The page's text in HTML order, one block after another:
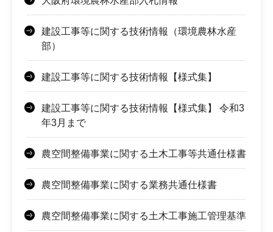
建設工事等に関する技術情報（環境農林水産
部）
建設工事等に関する技術情報【様式集】
建設工事等に関する技術情報【様式集】 令和3
年3月まで
農空間整備事業に関する土木工事等共通仕様書
農空間整備事業に関する業務共通仕様書
農空間整備事業に関する土木工事施工管理基準